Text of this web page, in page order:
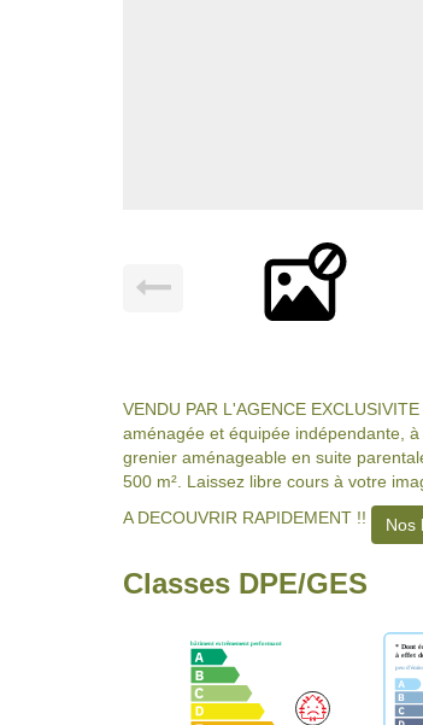
VENDU PAR L'AGENCE
aménagée et équipée indépendante,
grenier aménageable en suite
500 m². Laissez libre cours à votre
A DECOUVRIR RAPIDEMENT !!
Nos
Classes DPE/GES